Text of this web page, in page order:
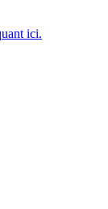
ici.